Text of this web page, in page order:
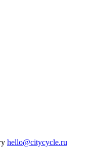
hello@citycycle.ru